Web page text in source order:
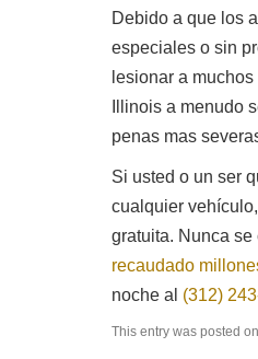
Debido a que los
especiales o sin
lesionar a
Illinois a menudo
penas mas
Si usted o un ser
cualquier
gratuita. Nunca se
recaudado
noche al (312)
This entry was posted